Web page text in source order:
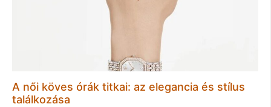
A női köves órák titkai: az elegancia és stílus
találkozása